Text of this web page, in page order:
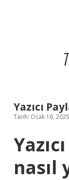
Yazıcı
Tarih: Ocak 16, 2025
nasıl